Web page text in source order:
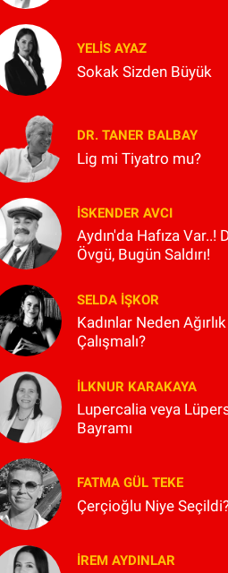
YELIS AYAZ
Sokak Sizden Büyük
DR. TANER BALBAY
Lig mi Tiyatro mu?
İSKENDER AVCI
Aydın'da Hafıza Var..!
Övgü, Bugün Saldırı!
SELDA İŞKOR
Kadınlar Neden Ağırlık
Çalışmalı?
İLKNUR KARAKAYA
Lupercalia veya
Bayramı
FATMA GÜL TEKE
Çerçioğlu Niye
İREM AYDINLAR